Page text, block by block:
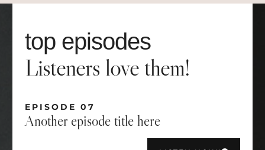
top episodes
Listeners love them!
EPISODE 07
Another episode title here